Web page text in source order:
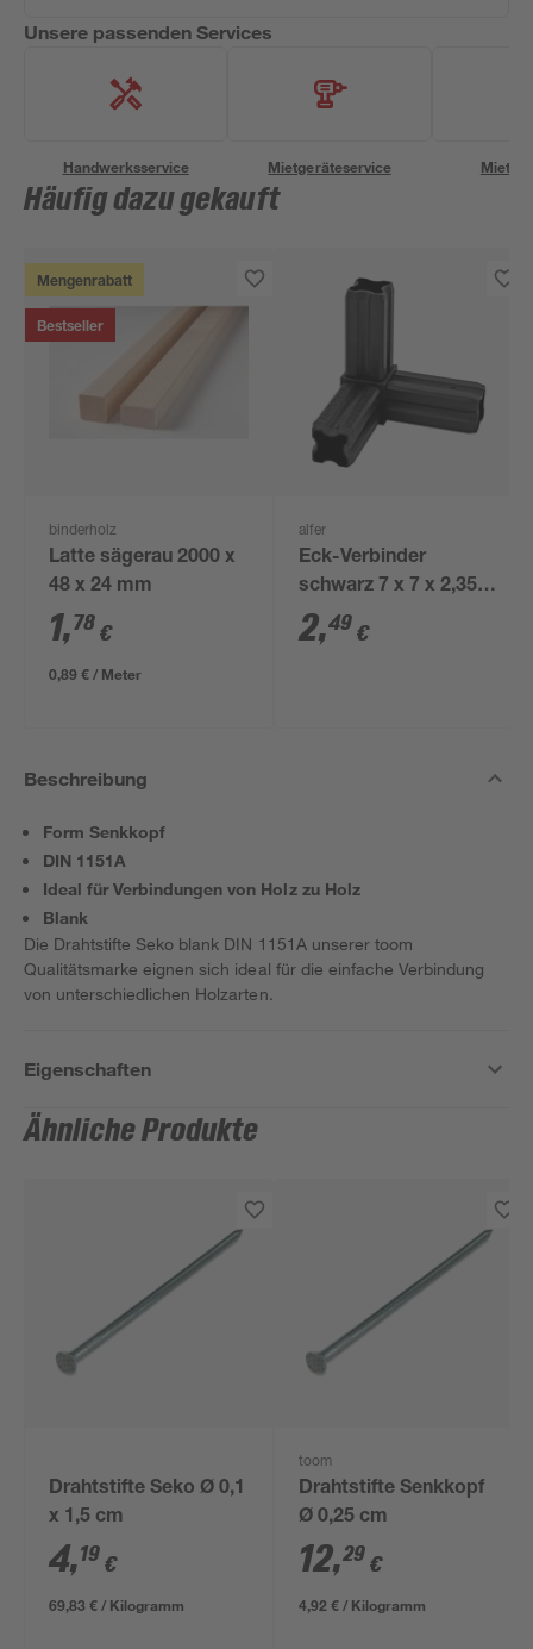
Unsere passenden Services
Handwerksservice Mietgeräteservice
Häufig dazu gekauft
Mengenrabatt
Bestseller
binderholz
Latte sägerau 2000 x
48 x 24 mm
1,78 €
0,89 € / Meter
alfer
Eck-Verbinder
schwarz 7 x 7 x 2,35
cm
2,49 €
Beschreibung
Form Senkkopf
DIN 1151A
Ideal für Verbindungen von Holz zu Holz
Blank
Die Drahtstifte Seko blank DIN 1151A unserer toom
Qualitätsmarke eignen sich ideal für die einfache Verbindung
von unterschiedlichen Holzarten.
Eigenschaften
Ähnliche Produkte
Drahtstifte Seko Ø 0,1
x 1,5 cm
4,19 €
69,83 € / Kilogramm
toom
Drahtstifte Senkkopf
Ø 0,25 cm
12,29 €
4,92 € / Kilogramm